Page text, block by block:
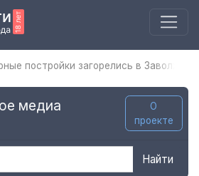
постройки загорелись в Заволжье
медиа
О
проекте
Найти